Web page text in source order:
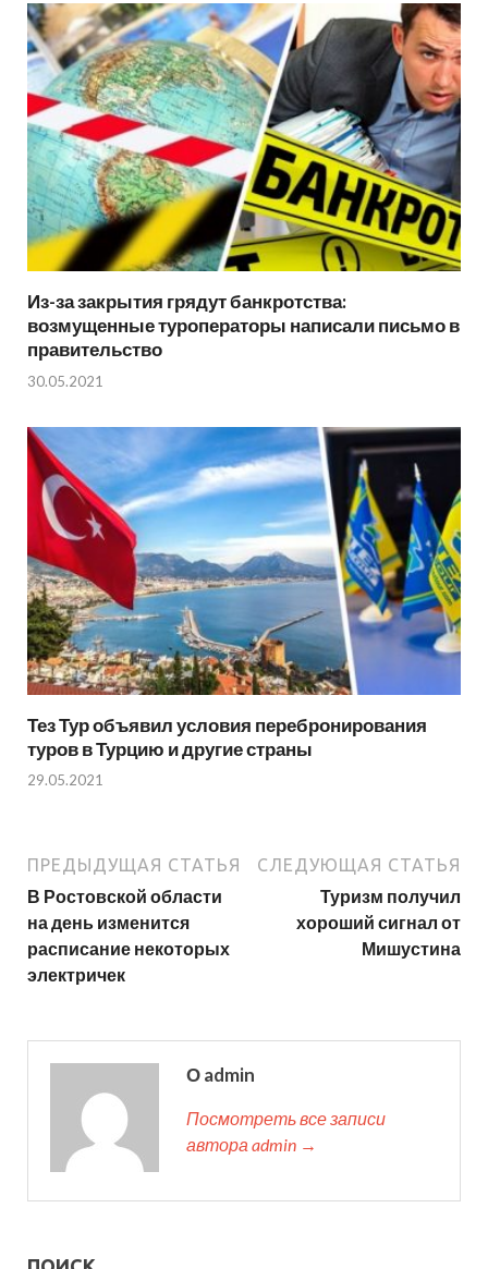
Из-за закрытия грядут банкротства:
возмущенные туроператоры написали письмо в
правительство
30.05.2021
Тез Тур объявил условия перебронирования
туров в Турцию и другие страны
29.05.2021
ПРЕДЫДУЩАЯ СТАТЬЯ
В Ростовской области
на день изменится
расписание некоторых
электричек
СЛЕДУЮЩАЯ СТАТЬЯ
Туризм получил
хороший сигнал от
Мишустина
О admin
Посмотреть все записи
автора admin →